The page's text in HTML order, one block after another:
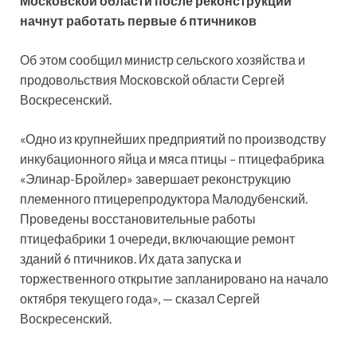
начнут работать первые 6 птичников
Об этом сообщил министр сельского хозяйства и
продовольствия Московской области Сергей
Воскресенский.
«Одно из крупнейших предприятий по производству
инкубационного яйца и мяса птицы – птицефабрика
«Элинар-Бройлер» завершает реконструкцию
племенного птицерепродуктора Малодубенский.
Проведены восстановительные работы
птицефабрики 1 очереди, включающие ремонт
зданий 6 птичников. Их дата запуска и
торжественного открытие запланировано на начало
октября текущего года», — сказал Сергей
Воскресенский.